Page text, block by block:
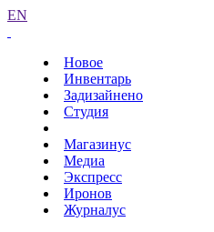
EN
Новое
Инвентарь
Задизайнено
Студия
Магазинус
Медиа
Экспресс
Иронов
Журналус